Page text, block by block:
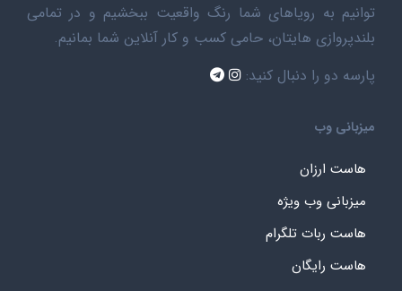
توانیم به رویاهای شما رنگ واقعیت ببخشیم و در تمامی
بلندپروازی هایتان، حامی کسب و کار آنلاین شما بمانیم.
پارسه دو را دنبال کنید:
میزبانی وب
هاست ارزان
میزبانی وب ویژه
هاست ربات تلگرام
هاست رایگان